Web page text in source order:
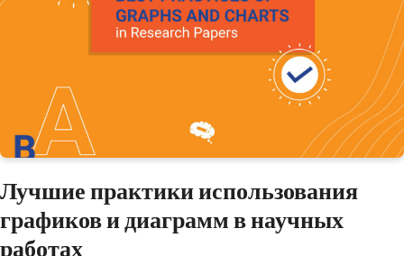
Лучшие практики использования
графиков и диаграмм в научных
работах